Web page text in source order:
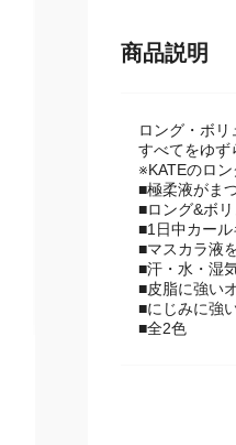
商品説明
ロング・ボ
すべてをゆず
※KATEのロ
■極柔液がま
■ロング&ボ
■1日中カー
■マスカラ液
■汗・水・湿
■皮脂に強い
■にじみに強
■全2色